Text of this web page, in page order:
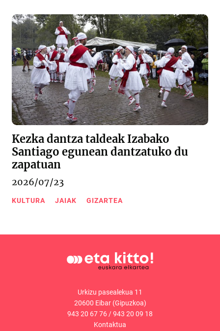
Kezka dantza taldeak Izabako
Santiago egunean dantzatuko du
zapatuan
2026/07/23
KULTURA JAIAK GIZARTEA
Urkizu pasealekua 11
20600 Eibar (Gipuzkoa)
943 20 67 76/943 20 09 18
Kontaktua